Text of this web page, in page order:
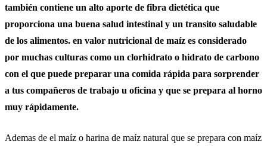
también contiene un alto aporte de fibra dietética que
proporciona una buena salud intestinal y un transito saludable
de los alimentos. en valor nutricional de maíz es considerado
por muchas culturas como un clorhidrato o hidrato de carbono
con el que puede preparar una comida rápida para sorprender
a tus compañeros de trabajo u oficina y que se prepara al horno
muy rápidamente.
Ademas de el maíz o harina de maíz natural que se prepara con maíz